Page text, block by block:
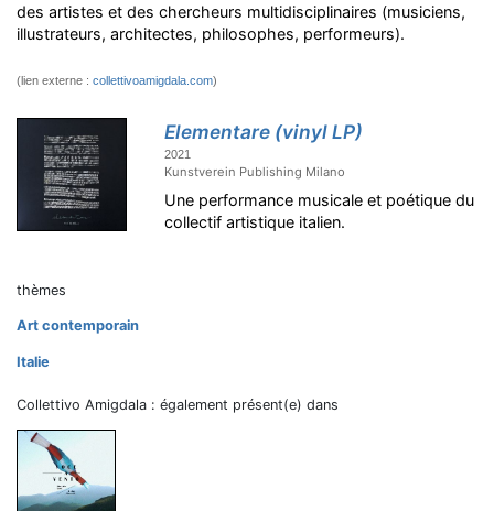
des artistes et des chercheurs multidisciplinaires (musiciens,
illustrateurs, architectes, philosophes, performeurs).
(lien externe : collettivoamigdala.com)
Elementare (vinyl LP)
2021
Kunstverein Publishing Milano
Une performance musicale et poétique du
collectif artistique italien.
thèmes
Art contemporain
Italie
Collettivo Amigdala : également présent(e) dans